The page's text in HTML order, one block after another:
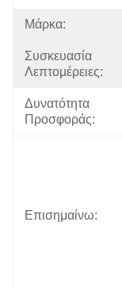
Μάρκα:
Συσκευασία
Λεπτομέρειες:
Δυνατότητα
Προσφοράς:
Επισημαίνω: